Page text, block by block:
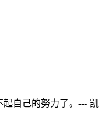
自己的努力了。--- 凯